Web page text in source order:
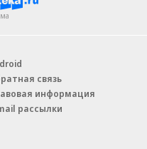
связь
информация
рассылки